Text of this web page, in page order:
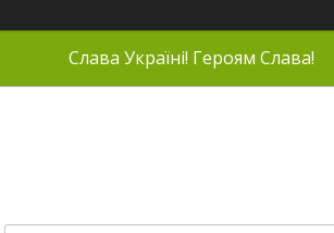
Слава Україні! Героям Слава!